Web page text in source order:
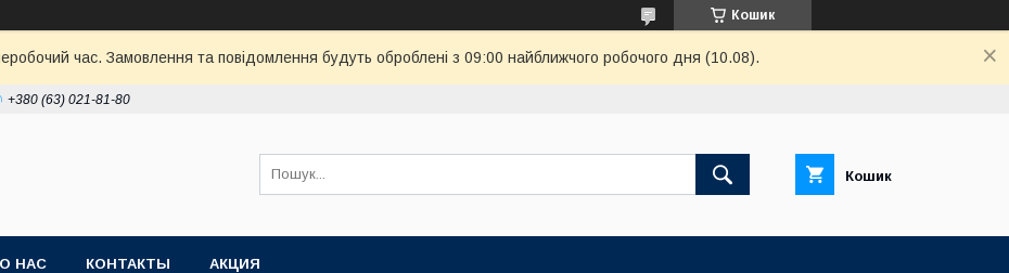
Кошик
час. Замовлення та повідомлення будуть оброблені з 09:00 найближчого робочого дня (10.08).
+380 (63) 021-81-80
Кошик
О НАС КОНТАКТЫ АКЦИЯ